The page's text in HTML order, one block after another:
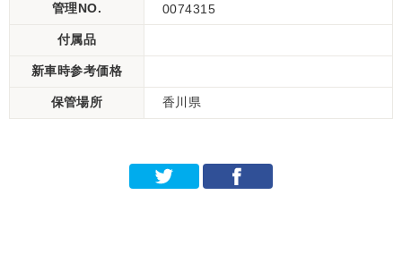
管理NO. 0074315
付属品
新車時参考価格
保管場所 香川県